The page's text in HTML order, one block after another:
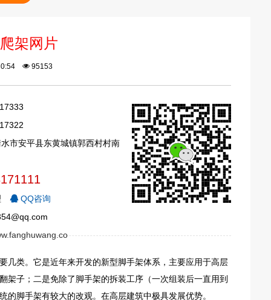
架网片
95153
市安平县东黄城镇郭西村村南
QQ咨询
几类。它是近年来开发的新型脚手架体系，主要应用于高层
子；二是免除了脚手架的拆装工序（一次组装后一直用到
脚手架有较大的改观。在高层建筑中极具发展优势。